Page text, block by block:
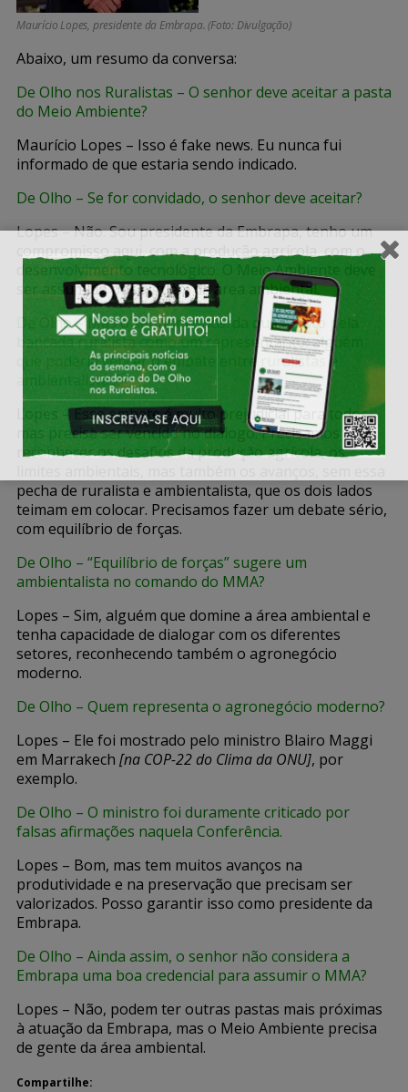
Maurício Lopes, presidente da Embrapa. (Foto: Divulgação)
Abaixo, um resumo da conversa:
De Olho nos Ruralistas – O senhor deve aceitar a pasta
do Meio Ambiente?
Maurício Lopes – Isso é fake news. Eu nunca fui
informado de que estaria sendo indicado.
De Olho – Se for convidado, o senhor deve aceitar?
Lopes – Não. Sou presidente da Embrapa, tenho um
compromisso aqui, com a produção agrícola, com o
desenvolvimento tecnológico. O Meio Ambiente deve
ser assumido por alguém da área ambiental.
De Olho – Mas o senhor concorda que é visto pela
bancada ruralista como um representante, alguém
que poderia vencer o embate entre ruralistas e
ambientalistas?
Lopes – Esse embate é muito prejudicial para todos,
mas precisa ser vencido no diálogo. Precisamos
reconhecer os desafios da produção agrícola, os
pecha de ruralista e ambientalista, que os dois lados
teimam em colocar. Precisamos fazer um debate sério,
com equilíbrio de forças.
De Olho – “Equilíbrio de forças” sugere um
ambientalista no comando do MMA?
Lopes – Sim, alguém que domine a área ambiental e
tenha capacidade de dialogar com os diferentes
setores, reconhecendo também o agronegócio
moderno.
De Olho – Quem representa o agronegócio moderno?
Lopes – Ele foi mostrado pelo ministro Blairo Maggi
em Marrakech [na COP-22 do Clima da ONU], por
exemplo.
De Olho – O ministro foi duramente criticado por
falsas afirmações naquela Conferência.
Lopes – Bom, mas tem muitos avanços na
produtividade e na preservação que precisam ser
valorizados. Posso garantir isso como presidente da
Embrapa.
De Olho – Ainda assim, o senhor não considera a
Embrapa uma boa credencial para assumir o MMA?
Lopes – Não, podem ter outras pastas mais próximas
à atuação da Embrapa, mas o Meio Ambiente precisa
de gente da área ambiental.
Compartilhe: